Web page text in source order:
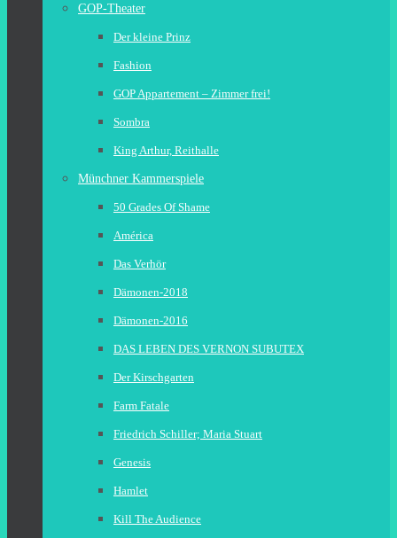
GOP-Theater
Der kleine Prinz
Fashion
GOP Appartement – Zimmer frei!
Sombra
King Arthur, Reithalle
Münchner Kammerspiele
50 Grades Of Shame
América
Das Verhör
Dämonen-2018
Dämonen-2016
DAS LEBEN DES VERNON SUBUTEX
Der Kirschgarten
Farm Fatale
Friedrich Schiller; Maria Stuart
Genesis
Hamlet
Kill The Audience